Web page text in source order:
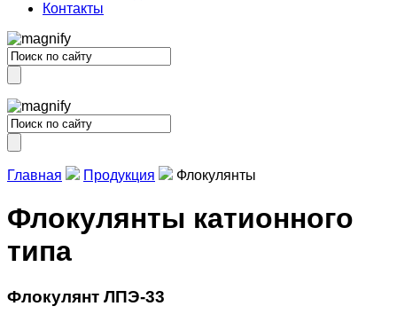
Контакты
Главная Продукция Флокулянты
Флокулянты катионного
типа
Флокулянт ЛПЭ-33